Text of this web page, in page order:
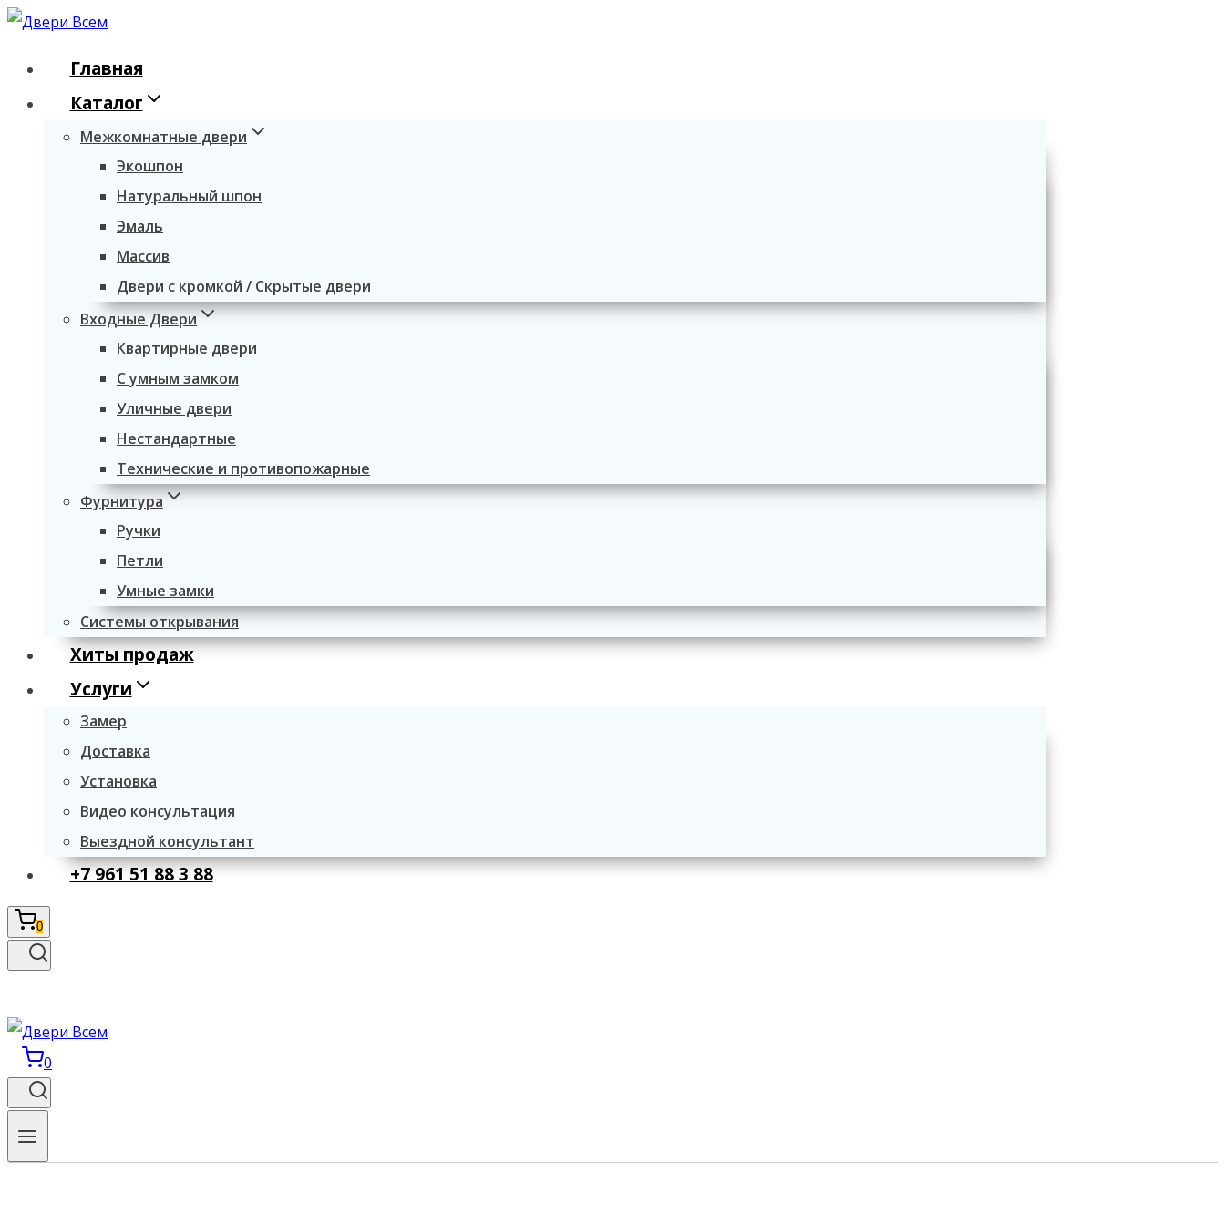
Перейти
содержимомуГлавная
Каталог
Межкомнатные двери
Экошпон
Натуральный шпон
Эмаль
Массив
Двери с кромкой / Скрытые двери
Входные Двери
Квартирные двери
С умным замком
Уличные двери
Нестандартные
Технические и противопожарные
Фурнитура
Ручки
Петли
Умные замки
Системы открывания
Хиты продаж
Услуги
Замер
Доставка
Установка
Видео консультация
Выездной консультант
+7 961 51 88 3 88
0
0